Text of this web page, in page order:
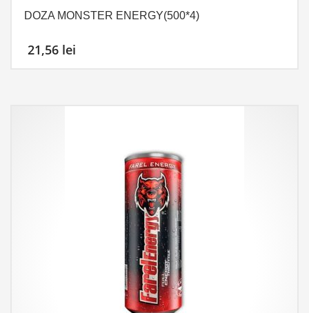
DOZA MONSTER ENERGY(500*4)
21,56 lei